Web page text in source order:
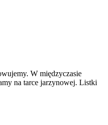
W międzyczasie
na tarce jarzynowej. Listki